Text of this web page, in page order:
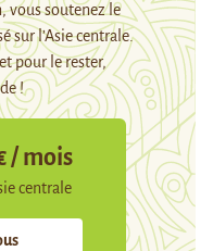
vous soutenez le
sur l’Asie centrale.
pour le rester,
!
/ mois
centrale